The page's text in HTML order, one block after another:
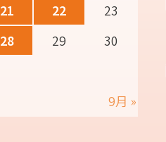
21 22
23
28 29
30
9月 »